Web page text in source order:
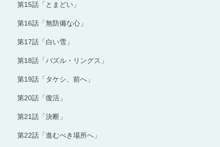
第15話「とまどい」
第16話「無防備な心」
第17話「白い雪」
第18話「パズル・リングス」
第19話「タケシ、前へ」
第20話「復活」
第21話「決断」
第22話「進むべき場所へ」